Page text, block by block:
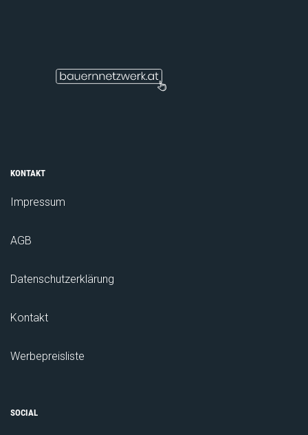
KONTAKT
Impressum
AGB
Datenschutzerklärung
Kontakt
Werbepreisliste
SOCIAL